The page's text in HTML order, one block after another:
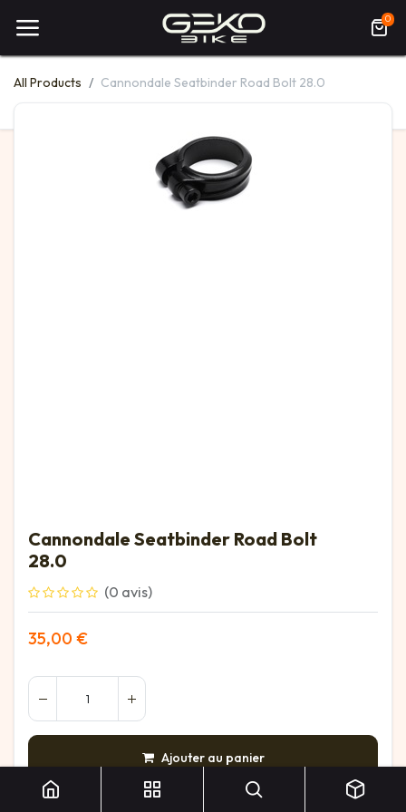
0
All Products Cannondale Seatbinder Road Bolt 28.0
Cannondale Seatbinder Road Bolt
28.0
(0 avis)
35,00 €
Ajouter au panier